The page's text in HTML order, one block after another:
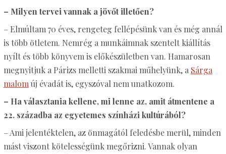
– Milyen tervei vannak a jövőt illetően?
– Elmúltam 70 éves, rengeteg fellépésünk van és még annál
is több ötletem. Nemrég a munkáimnak szentelt kiállítás
nyílt és több könyvem is előkészületben van. Hamarosan
megnyitjuk a Párizs melletti szakmai műhelyünk, a Sárga
malom új évadát is, egyszóval nem unatkozom.
– Ha választania kellene, mi lenne az, amit átmentene a
22. századba az egyetemes színházi kultúrából?
– Ami jelentéktelen, az önmagától feledésbe merül, minden
mást viszont kötelességünk megőrizni. Vannak olyan